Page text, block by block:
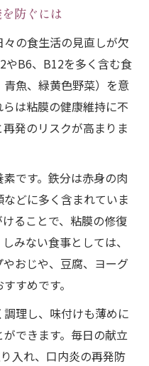
防ぐには
の食生活の見直しが欠
やB6、B12を多く含む食
魚、緑黄色野菜）を意
は粘膜の健康維持に不
発のリスクが高まりま
です。鉄分は赤身の肉
どに多く含まれていま
ることで、粘膜の修復
みない食事としては、
おじや、豆腐、ヨーグ
すめです。
理し、味付けも薄めに
できます。毎日の献立
入れ、口内炎の再発防